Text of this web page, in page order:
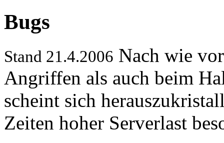
Bugs
Stand 21.4.2006 Nach wie
Angriffen als auch beim
scheint sich
Zeiten hoher Serverlast